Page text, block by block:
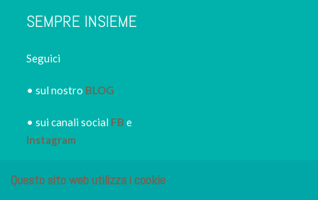
SEMPRE INSIEME
Seguici
• sul nostro BLOG
• sui canali social FB e
Instagram
Questo sito web utilizza i cookie